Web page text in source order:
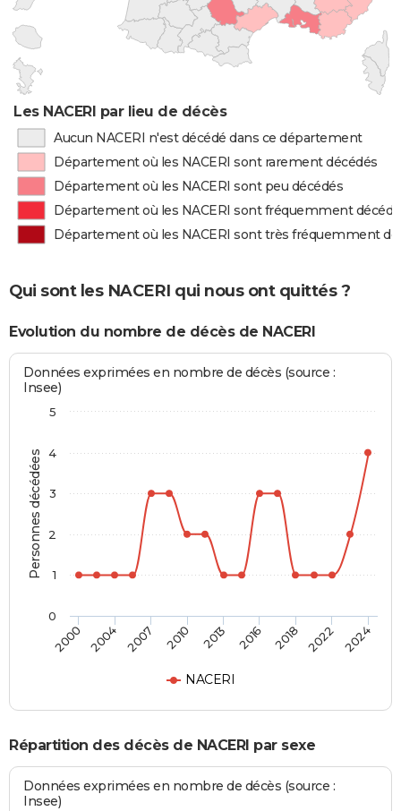
Les NACERI par lieu de décès
Aucun NACERI n'est décédé dans ce département
Département où les NACERI sont rarement décédés
Département où les NACERI sont peu décédés
Département où les NACERI sont fréquemment
Département où les NACERI sont très fréquemment
Qui sont les NACERI qui nous ont quittés ?
Evolution du nombre de décès de NACERI
Personnes décédées
Données exprimées en nombre de décès (source :
Insee)
NACERI
2000 2004 2007 2010 2013 2016 2018 2022 2024
0
1
2
3
4
5
Répartition des décès de NACERI par sexe
Données exprimées en nombre de décès (source :
Insee)